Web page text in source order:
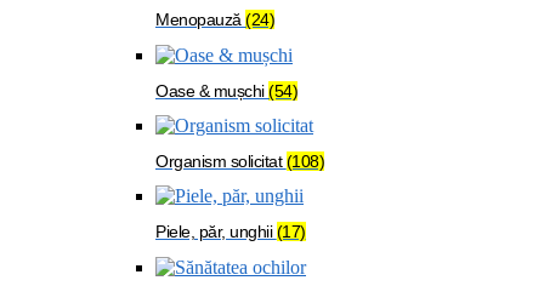
Menopauză(24)
Oase & mușchi(54)
Organism solicitat(108)
Piele, păr, unghii(17)